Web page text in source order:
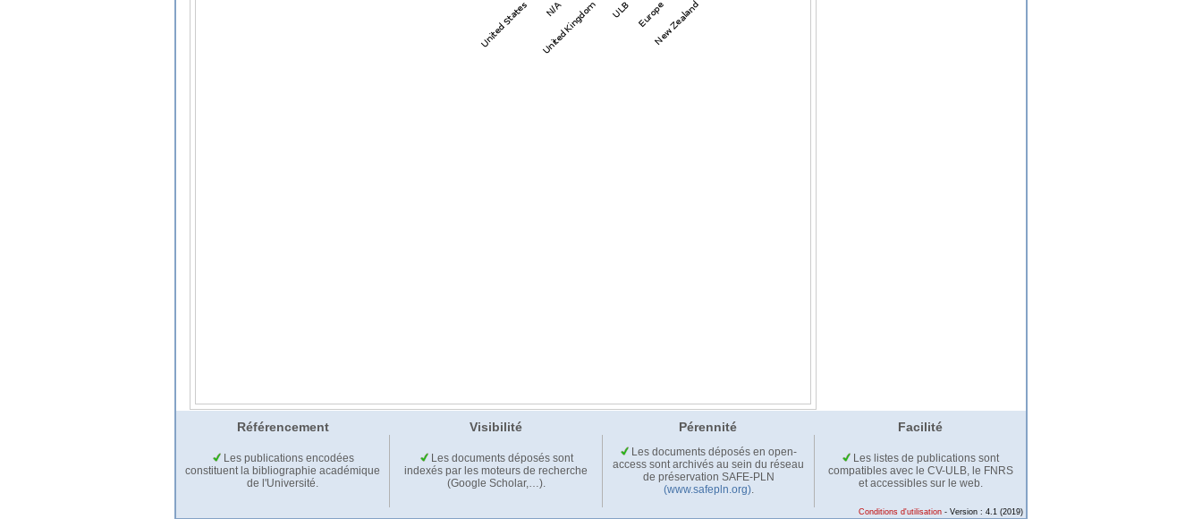
Référencement Visibilité Pérennité Facilité
Les publications encodées
constituent la bibliographie académique
de l'Université.
Les documents déposés sont
indexés par les moteurs de recherche
(Google Scholar,…).
Les documents déposés en open-
access sont archivés au sein du réseau
de préservation SAFE-PLN
(www.safepln.org).
Les listes de publications sont
compatibles avec le CV-ULB, le FNRS
et accessibles sur le web.
Conditions d'utilisation - Version : 4.1 (2019)